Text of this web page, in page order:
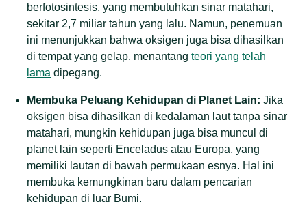
berfotosintesis, yang membutuhkan sinar matahari,
sekitar 2,7 miliar tahun yang lalu. Namun, penemuan
ini menunjukkan bahwa oksigen juga bisa dihasilkan
di tempat yang gelap, menantangteori yang telah
lama dipegang.
Membuka Peluang Kehidupan di Planet Lain: Jika
oksigen bisa dihasilkan di kedalaman laut tanpa sinar
matahari, mungkin kehidupan juga bisa muncul di
planet lain seperti Enceladus atau Europa, yang
memiliki lautan di bawah permukaan esnya. Hal ini
membuka kemungkinan baru dalam pencarian
kehidupan di luar Bumi.